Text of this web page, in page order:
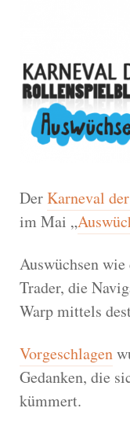
DerKarneval
im Mai „
Auswüchsen
Trader, die
Warp mittels
Vorgeschlagen
Gedanken, die
kümmert.